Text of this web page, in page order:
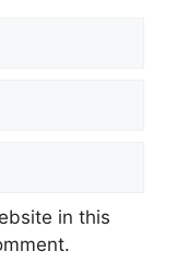
in this